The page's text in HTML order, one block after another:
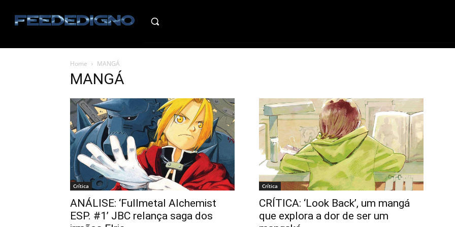
Home MANGÁ
MANGÁ
Crítica
ANÁLISE: ‘Fullmetal Alchemist
ESP. #1’ JBC relança saga dos
Crítica
CRÍTICA: ‘Look Back’, um mangá
que explora a dor de ser um